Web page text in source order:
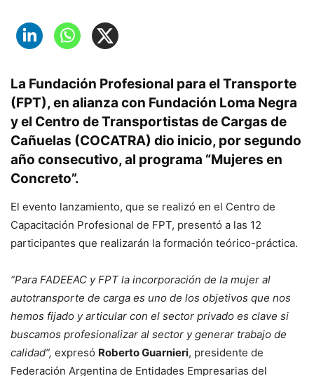
La Fundación Profesional para el Transporte
(FPT), en alianza con Fundación Loma Negra
y el Centro de Transportistas de Cargas de
Cañuelas (COCATRA) dio inicio, por segundo
año consecutivo, al programa “Mujeres en
Concreto”.
El evento lanzamiento, que se realizó en el Centro de
Capacitación Profesional de FPT, presentó a las 12
participantes que realizarán la formación teórico-práctica.
“Para FADEEAC y FPT la incorporación de la mujer al
autotransporte de carga es uno de los objetivos que nos
hemos fijado y articular con el sector privado es clave si
buscamos profesionalizar al sector y generar trabajo de
calidad”, expresó Roberto Guarnieri, presidente de
Federación Argentina de Entidades Empresarias del